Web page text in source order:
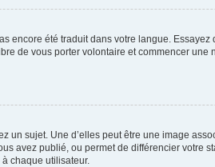
encore été traduit dans votre langue.
de vous porter volontaire et commencer
un sujet. Une d’elles peut être une image
avez publié, ou permet de différencier votre
chaque utilisateur.